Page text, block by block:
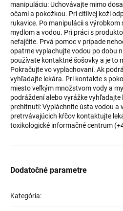
manipuláciu: Uchovávajte mimo
očami a pokožkou. Pri citlivej koži
rukavice. Po manipulácii s výrobkom
mydlom a vodou. Pri práci s
nefajčite. Prvá pomoc v prípade
opatrne vyplachujte vodou po dobu
používate kontaktné šošovky a je to
Pokračujte vo vyplachovaní. Ak
vyhľadajte lekára. Pri kontakte s
miesto veľkým množstvom vody a
podráždení alebo vyrážke vyhľadajte
prehltnutí: Vypláchnite ústa vodou a
pretrvávajúcich kŕčov kontaktujte
toxikologické informačné centrum
Dodatočné parametre
Kategória: